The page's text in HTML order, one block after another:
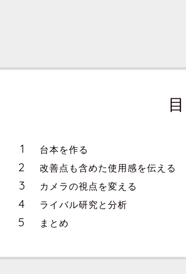
台本を作る
改善点も含めた使用感を伝える
カメラの視点を変える
ライバル研究と分析
まとめ